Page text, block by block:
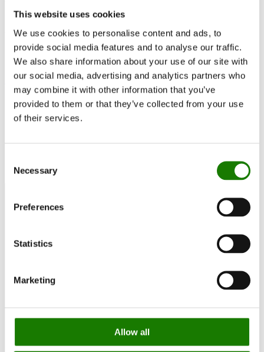
This website uses cookies
We use cookies to personalise content and ads, to
provide social media features and to analyse our traffic.
We also share information about your use of our site with
our social media, advertising and analytics partners who
may combine it with other information that you’ve
provided to them or that they’ve collected from your use
of their services.
Selection
Necessary
Preferences
Statistics
Marketing
Allow all
boligindretning? Hvordan spiller den sammen med resten af
interiøret og ikke mindst med de farver, du gerne vil indrette dig
med?
Les blogginnlegg